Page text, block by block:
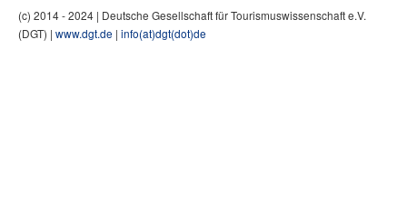
(c) 2014 - 2024 | Deutsche Gesellschaft für Tourismuswissenschaft e.V.
(DGT) | www.dgt.de | info(at)dgt(dot)de